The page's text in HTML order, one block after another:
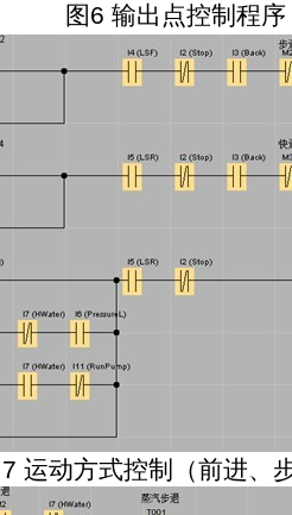
图6 输出点控制程序
7运动方式控制（前进、